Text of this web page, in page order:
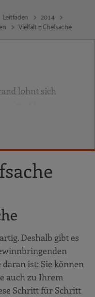
Leitfaden
2014
Vielfalt = Chefsache
lohnt sich
erkunden
anbieten
ersten Arbeitstag
Deshalb gibt es
ist: Sie können
auch zu Ihrem
Schritt für Schritt